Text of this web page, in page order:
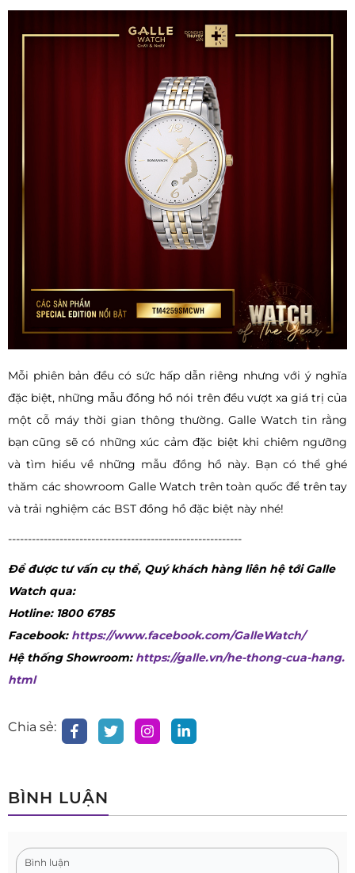
Mỗi phiên bản đều có sức hấp dẫn riêng nhưng với ý nghĩa
đặc biệt, những mẫu đồng hồ nói trên đều vượt xa giá trị của
một cỗ máy thời gian thông thường. Galle Watch tin rằng
bạn cũng sẽ có những xúc cảm đặc biệt khi chiêm ngưỡng
và tìm hiểu về những mẫu đồng hồ này. Bạn có thể ghé
thăm các showroom Galle Watch trên toàn quốc để trên tay
và trải nghiệm các BST đồng hồ đặc biệt này nhé!
-----------------------------------------------------------
Để được tư vấn cụ thể, Quý khách hàng liên hệ tới Galle
Watch qua:
Hotline: 1800 6785
Facebook: https://www.facebook.com/GalleWatch/
Hệ thống Showroom: https://galle.vn/he-thong-cua-hang.
html
Chia sẻ:
BÌNH LUẬN